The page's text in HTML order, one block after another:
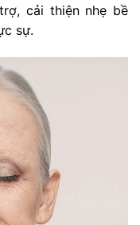
cải thiện nhẹ bề
sự.